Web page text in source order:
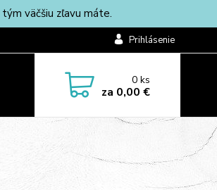
väčšiu zľavu máte.
Prihlásenie
0ks
za 0,00 €